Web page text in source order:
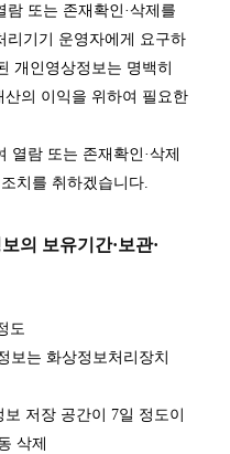
또는 존재확인·삭제를
리기기 운영자에게 요구하
개인영상정보는 명백히
의 이익을 위하여 필요한
열람 또는 존재확인·삭제
치를 취하겠습니다.
의 보유기간·보관·
도
보는 화상정보처리장치
저장 공간이 7일 정도이
삭제